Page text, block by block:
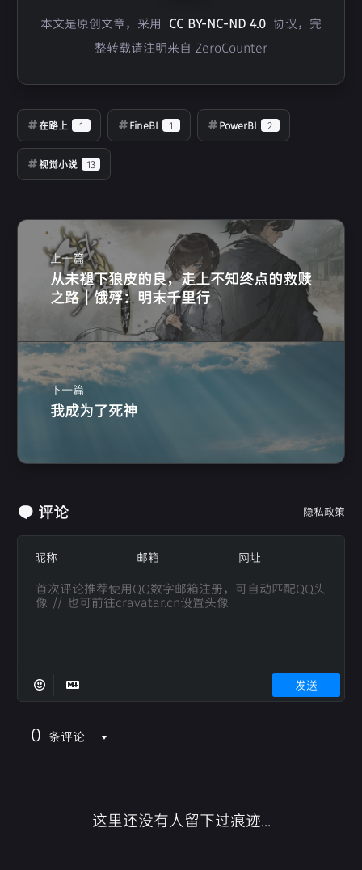
本文是原创文章，采用 CC BY-NC-ND 4.0 协议，完
整转载请注明来自 ZeroCounter
在路上 1 FineBI 1 PowerBI 2
视觉小说 13
上一篇
从未褪下狼皮的良，走上不知终点的救赎
之路 | 饿殍：明末千里行
下一篇
我成为了死神
评论 隐私政策
发送
0 条评论
这里还没有人留下过痕迹...